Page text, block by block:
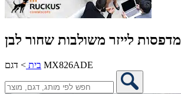
מדפסות לייזר משולבות שחור לבן
בית > דגם MX826ADE